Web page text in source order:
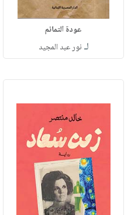
عودة التمائم
لـ نور عبد المجيد